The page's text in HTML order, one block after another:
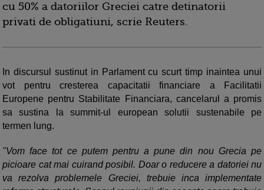
cu 50% a datoriilor Greciei catre detinatorii
privati de obligatiuni, scrie Reuters.
In discursul sustinut in Parlament cu scurt timp inaintea unui
vot pentru cresterea capacitatii financiare a Facilitatii
Europene pentru Stabilitate Financiara, cancelarul a promis
sa sustina la summit-ul european solutii sustenabile pe
termen lung.
"Vom face tot ce putem pentru a pune din nou Grecia pe
picioare cat mai cuirand posibil. Doar o reducere a datoriei nu
va rezolva problemele Greciei, trebuie inca implementate